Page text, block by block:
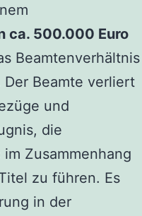
ca. 500.000 Euro
Beamtenverhältnis
Der Beamte verliert
und
die
Zusammenhang
zu führen. Es
in der